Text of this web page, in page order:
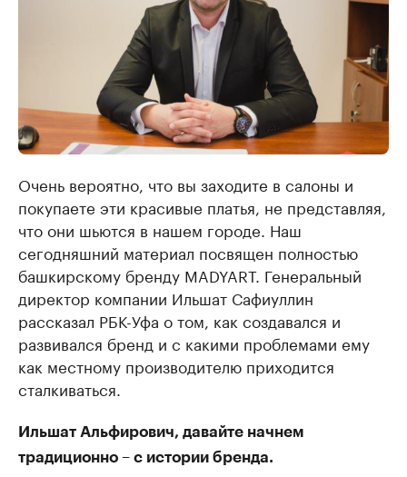
Очень вероятно, что вы заходите в салоны и
покупаете эти красивые платья, не представляя,
что они шьются в нашем городе. Наш
сегодняшний материал посвящен полностью
башкирскому бренду MADYART. Генеральный
директор компании Ильшат Сафиуллин
рассказал РБК-Уфа о том, как создавался и
развивался бренд и с какими проблемами ему
как местному производителю приходится
сталкиваться.
Ильшат Альфирович, давайте начнем
традиционно – с истории бренда.